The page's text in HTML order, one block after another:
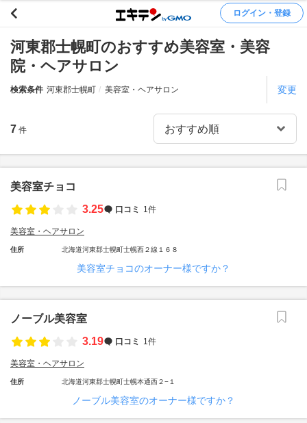
ログイン・登録
河東郡士幌町のおすすめ美容室・美容
院・ヘアサロン
検索条件 河東郡士幌町 美容室・ヘアサロン 変更
7 件
美容室チョコ
3.25
口コミ 1件
美容室・ヘアサロン
住所 北海道河東郡士幌町士幌西２線１６８
美容室チョコのオーナー様ですか？
ノーブル美容室
3.19
口コミ 1件
美容室・ヘアサロン
住所 北海道河東郡士幌町士幌本通西２−１
ノーブル美容室のオーナー様ですか？